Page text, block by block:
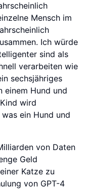
Mensch im
Ich würde
sind als
verarbeiten wie
sechsjähriges
einem Hund und
wird
ein Hund und
von Daten
Geld
Katze zu
von GPT-4